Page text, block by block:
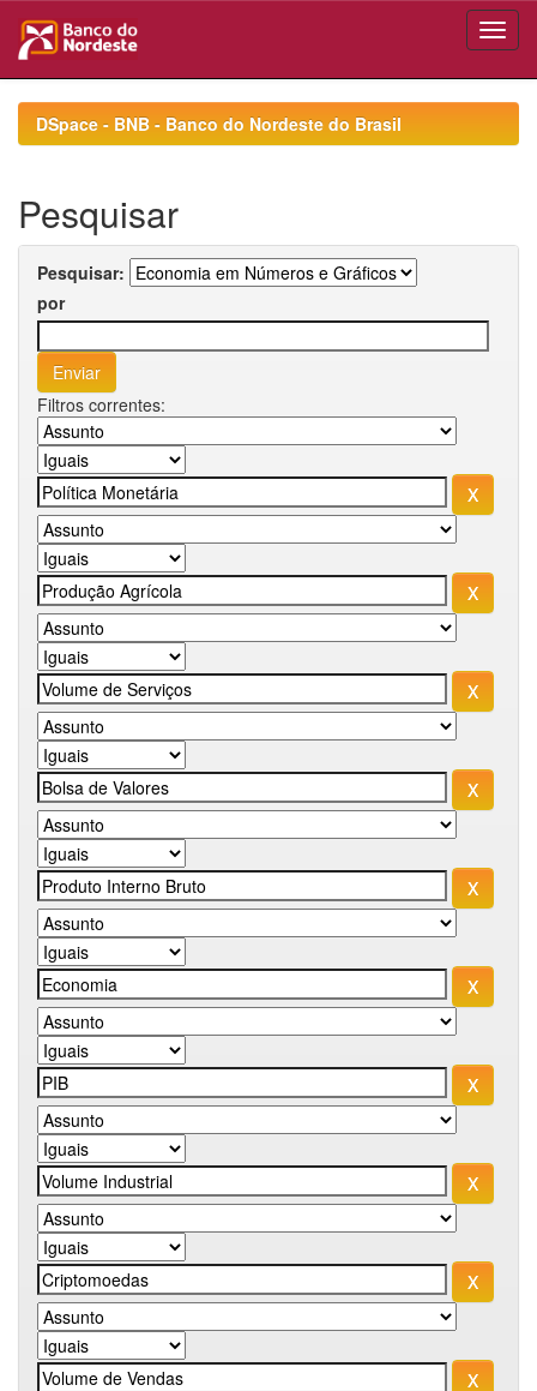
navigationDSpace - BNB - Banco do Nordeste do Brasil
Pesquisar
Pesquisar:
por
Filtros correntes: